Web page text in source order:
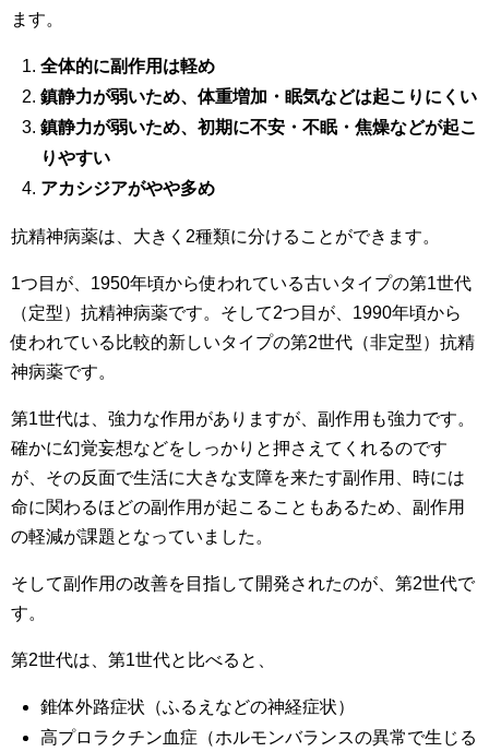
ます。
全体的に副作用は軽め
鎮静力が弱いため、体重増加・眠気などは起こりにくい
鎮静力が弱いため、初期に不安・不眠・焦燥などが起こ
りやすい
アカシジアがやや多め
抗精神病薬は、大きく2種類に分けることができます。
1つ目が、1950年頃から使われている古いタイプの第1世代
（定型）抗精神病薬です。そして2つ目が、1990年頃から
使われている比較的新しいタイプの第2世代（非定型）抗精
神病薬です。
第1世代は、強力な作用がありますが、副作用も強力です。
確かに幻覚妄想などをしっかりと押さえてくれるのです
が、その反面で生活に大きな支障を来たす副作用、時には
命に関わるほどの副作用が起こることもあるため、副作用
の軽減が課題となっていました。
そして副作用の改善を目指して開発されたのが、第2世代で
す。
第2世代は、第1世代と比べると、
錐体外路症状（ふるえなどの神経症状）
高プロラクチン血症（ホルモンバランスの異常で生じる